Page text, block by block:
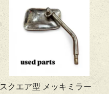
スクエア型 メッキミラー